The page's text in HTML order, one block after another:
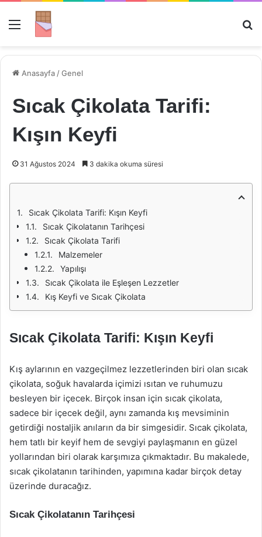
Menü
Anasayfa /Genel
Sıcak Çikolata Tarifi:
Kışın Keyfi
31 Ağustos 2024 3 dakika okuma süresi
Sıcak Çikolata Tarifi: Kışın Keyfi
Sıcak Çikolatanın Tarihçesi
Sıcak Çikolata Tarifi
Malzemeler
Yapılışı
Sıcak Çikolata ile Eşleşen Lezzetler
Kış Keyfi ve Sıcak Çikolata
Sıcak Çikolata Tarifi: Kışın Keyfi
Kış aylarının en vazgeçilmez lezzetlerinden biri olan sıcak
çikolata, soğuk havalarda içimizi ısıtan ve ruhumuzu
besleyen bir içecek. Birçok insan için sıcak çikolata,
sadece bir içecek değil, aynı zamanda kış mevsiminin
getirdiği nostaljik anıların da bir simgesidir. Sıcak çikolata,
hem tatlı bir keyif hem de sevgiyi paylaşmanın en güzel
yollarından biri olarak karşımıza çıkmaktadır. Bu makalede,
sıcak çikolatanın tarihinden, yapımına kadar birçok detay
üzerinde duracağız.
Sıcak Çikolatanın Tarihçesi